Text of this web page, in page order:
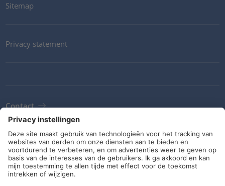
Sitemap
Privacy statement
Contact
Newsletter
ALV
Richtlijnen en verplichtingen